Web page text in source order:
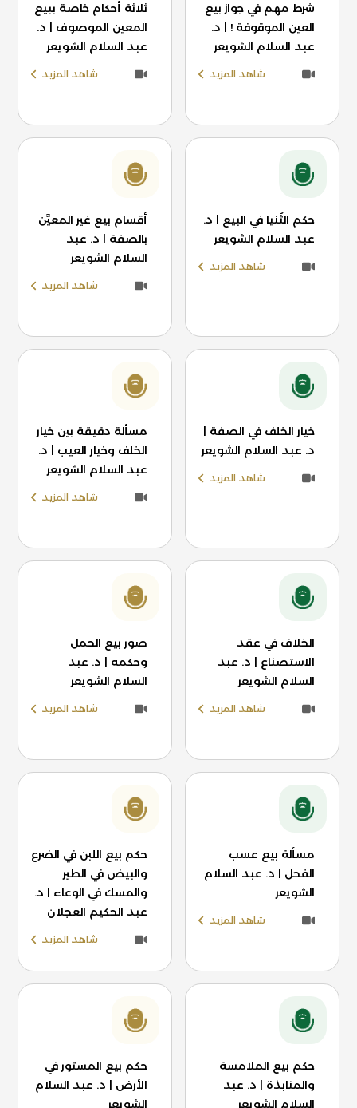
شرط مهم في جواز بيع
العين الموقوفة ! | د.
عبد السلام الشويعر
شاهد المزيد
ثلاثة أحكام خاصة ببيع
المعين الموصوف | د.
عبد السلام الشويعر
شاهد المزيد
حكم الثُنيا في البيع | د.
عبد السلام الشويعر
شاهد المزيد
أقسام بيع غير المعيَّن
بالصفة | د. عبد
السلام الشويعر
شاهد المزيد
خيار الخلف في الصفة |
د. عبد السلام الشويعر
شاهد المزيد
مسألة دقيقة بين خيار
الخلف وخيار العيب | د.
عبد السلام الشويعر
شاهد المزيد
الخلاف في عقد
الاستصناع | د. عبد
السلام الشويعر
شاهد المزيد
صور بيع الحمل
وحكمه | د. عبد
السلام الشويعر
شاهد المزيد
مسألة بيع عسب
الفحل | د. عبد السلام
الشويعر
شاهد المزيد
حكم بيع اللبن في الضرع
والبيض في الطير
والمسك في الوعاء | د.
عبد الحكيم العجلان
شاهد المزيد
حكم بيع الملامسة
والمنابذة | د. عبد
السلام الشويعر
حكم بيع المستور في
الأرض | د. عبد السلام
الشويعر